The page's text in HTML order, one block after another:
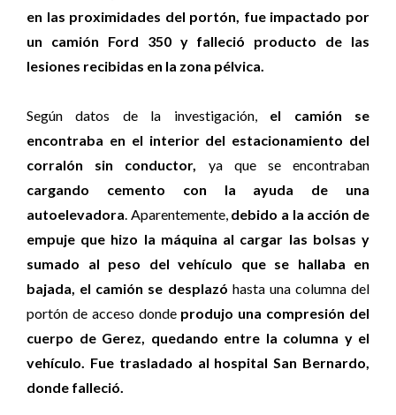
en las proximidades del portón, fue impactado por
un camión Ford 350 y falleció producto de las
lesiones recibidas en la zona pélvica.
Según datos de la investigación, el camión se
encontraba en el interior del estacionamiento del
corralón sin conductor, ya que se encontraban
cargando cemento con la ayuda de una
autoelevadora. Aparentemente, debido a la acción de
empuje que hizo la máquina al cargar las bolsas y
sumado al peso del vehículo que se hallaba en
bajada, el camión se desplazó hasta una columna del
portón de acceso donde produjo una compresión del
cuerpo de Gerez, quedando entre la columna y el
vehículo. Fue trasladado al hospital San Bernardo,
donde falleció.